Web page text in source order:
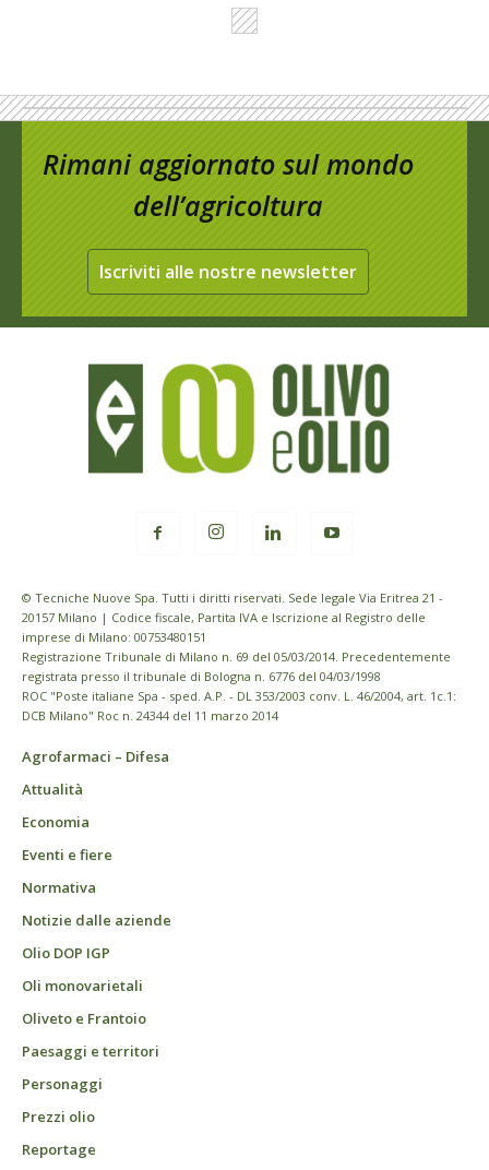
Rimani aggiornato sul mondo
dell’agricoltura
Iscriviti alle nostre newsletter
© Tecniche Nuove Spa. Tutti i diritti riservati. Sede legale Via Eritrea 21 -
20157 Milano | Codice fiscale, Partita IVA e Iscrizione al Registro delle
imprese di Milano: 00753480151
Registrazione Tribunale di Milano n. 69 del 05/03/2014. Precedentemente
registrata presso il tribunale di Bologna n. 6776 del 04/03/1998
ROC "Poste italiane Spa - sped. A.P. - DL 353/2003 conv. L. 46/2004, art. 1c.1:
DCB Milano" Roc n. 24344 del 11 marzo 2014
Agrofarmaci – Difesa
Attualità
Economia
Eventi e fiere
Normativa
Notizie dalle aziende
Olio DOP IGP
Oli monovarietali
Oliveto e Frantoio
Paesaggi e territori
Personaggi
Prezzi olio
Reportage